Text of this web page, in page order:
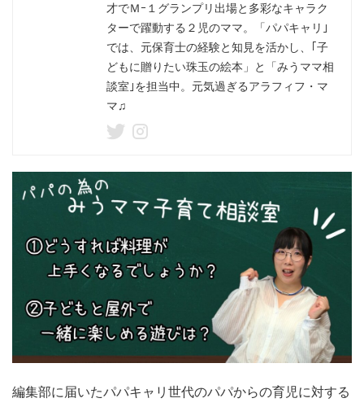
才でＭｰ１グランプリ出場と多彩なキャラク
ターで躍動する２児のママ。「パパキャリ｣
では、元保育士の経験と知見を活かし、｢子
どもに贈りたい珠玉の絵本」と「みうママ相
談室｣を担当中。元気過ぎるアラフィフ・マ
マ♫
編集部に届いたパパキャリ世代のパパからの育児に対する